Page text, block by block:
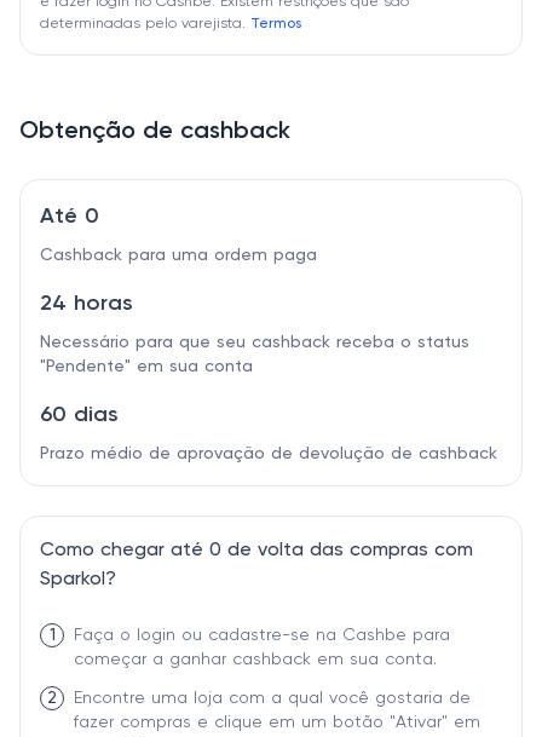
determinadas pelo varejista. Termos
Obtenção de cashback
Até 0
Cashback para uma ordem paga
24 horas
Necessário para que seu cashback receba o status
"Pendente" em sua conta
60 dias
Prazo médio de aprovação de devolução de cashback
Como chegar até 0 de volta das compras com
Sparkol?
1
Faça o login ou cadastre-se na Cashbe para
começar a ganhar cashback em sua conta.
2
Encontre uma loja com a qual você gostaria de
fazer compras e clique em um botão "Ativar" em